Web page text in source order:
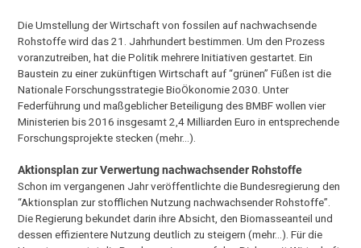
Die Umstellung der Wirtschaft von fossilen auf nachwachsende
Rohstoffe wird das 21. Jahrhundert bestimmen. Um den Prozess
voranzutreiben, hat die Politik mehrere Initiativen gestartet. Ein
Baustein zu einer zukünftigen Wirtschaft auf “grünen” Füßen ist die
Nationale Forschungsstrategie BioÖkonomie 2030. Unter
Federführung und maßgeblicher Beteiligung des BMBF wollen vier
Ministerien bis 2016 insgesamt 2,4 Milliarden Euro in entsprechende
Forschungsprojekte stecken (mehr…).
Aktionsplan zur Verwertung nachwachsender Rohstoffe
Schon im vergangenen Jahr veröffentlichte die Bundesregierung den
“Aktionsplan zur stofflichen Nutzung nachwachsender Rohstoffe”.
Die Regierung bekundet darin ihre Absicht, den Biomasseanteil und
dessen effizientere Nutzung deutlich zu steigern (mehr…). Für die